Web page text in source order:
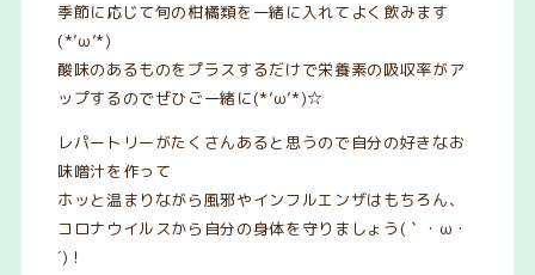
季節に応じて旬の柑橘類を一緒に入れてよく飲みます
(*’ω’*)
酸味のあるものをプラスするだけで栄養素の吸収率がア
ップするのでぜひご一緒に(*’ω’*)☆
レパートリーがたくさんあると思うので自分の好きなお
味噌汁を作って
ホッと温まりながら風邪やインフルエンザはもちろん、
コロナウイルスから自分の身体を守りましょう(｀・ω・
´)！